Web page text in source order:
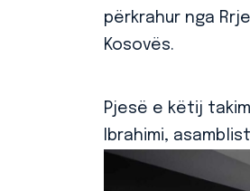
përkrahur nga
Kosovës.
Pjesë e këtij
Ibrahimi,